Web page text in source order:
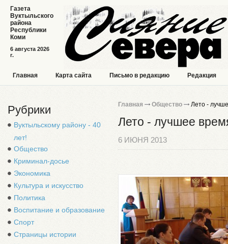
6 августа 2026
г.
Газета
Вуктыльского
района
Республики
Коми
Главная Карта сайта Письмо в редакцию Редакция
Рубрики
Вуктыльскому району - 40
лет!
Общество
Криминал-досье
Экономика
Культура и искусство
Политика
Воспитание и образование
Спорт
Страницы истории
Главная Общество Лето -
Лето - лучшее
6 ИЮНЯ 2013